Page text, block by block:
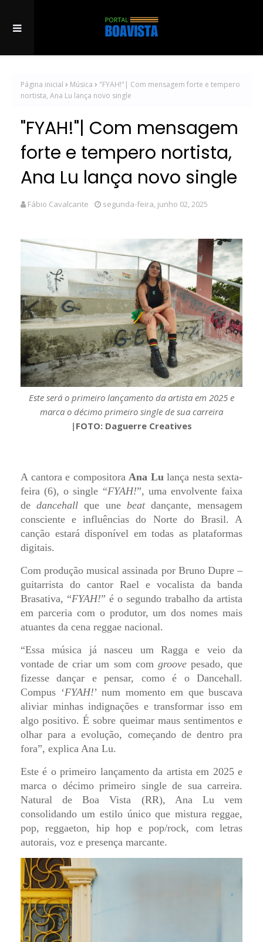
Página inicial Música
"FYAH!"| Com mensagem forte e tempero
nortista, Ana Lu lança novo single
"FYAH!"| Com mensagem
forte e tempero nortista,
Ana Lu lança novo single
Fábio Cavalcante segunda-feira, junho 02, 2025
Este será o primeiro lançamento da artista em 2025 e
marca o décimo primeiro single de sua carreira
| FOTO: Daguerre Creatives
A cantora e compositora Ana Lu lança nesta sexta-
feira (6), o single “FYAH!”, uma envolvente faixa
dedancehall que une beatdançante, mensagem
consciente e influências do Norte do Brasil. A
canção estará disponível em todas as plataformas
digitais.
Com produção musical assinada por Bruno Dupre –
guitarrista do cantor Rael e vocalista da banda
Brasativa, “FYAH!” é o segundo trabalho da artista
em parceria com o produtor, um dos nomes mais
atuantes da cena reggae nacional.
“Essa música já nasceu um Ragga e veio da
vontade de criar um som com groovepesado, que
fizesse dançar e pensar, como é o Dancehall.
Compus ‘FYAH!’ num momento em que buscava
aliviar minhas indignações e transformar isso em
algo positivo. É sobre queimar maus sentimentos e
olhar para a evolução, começando de dentro pra
fora”, explica Ana Lu.
Este é o primeiro lançamento da artista em 2025 e
marca o décimo primeiro single de sua carreira.
Natural de Boa Vista (RR), Ana Lu vem
consolidando um estilo único que mistura reggae,
pop, reggaeton, hip hop e pop/rock, com letras
autorais, voz e presença marcante.